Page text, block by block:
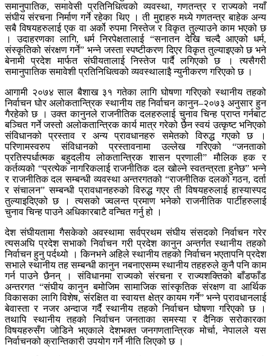
समानुपातिक, समावेसी प्रतिनिधित्वको व्यवस्था, गणतन्त्र र राज्यको नयाँ
संघीय संरचना निर्माण गर्ने रहेका थिए । ती मुद्दाहरु मध्ये गणतन्त्र बाहेक अन्य
सबै विषयहरुलाई एक वा अर्को रुपमा निस्तेज र विकृत तुल्याउने काम भएको छ
। उदाहरणका लागि, धर्म निरपेक्षतालाई “सनातन देखि चल्दै आएको धर्म,
संस्कृतिको संरक्षण गर्ने” भन्ने जस्ता स्पष्टीकरण दिएर विकृत तुल्याइएको छ भने
बेनामी प्रदेश मार्फत संघीयतालाई निस्तेज पार्दै लगिएको छ । त्यसैगरी
समानुपातिक समावेशी प्रतिनिधित्वको व्यवस्थालाइै न्युनीकरण गरिएको छ ।
आगामी २०७४ साल बैशाख ३१ गतेका लागि घोषणा गरिएको स्थानीय तहको
निर्वाचन घोर अलोकतान्त्रिक स्थानीय तह निर्वाचन कानुन–२०७३ अनुसार हुन
गैरहेको छ । उक्त कानुनले राजनीतिक दलहरुलाई चुनाव चिन्ह प्राप्त गर्नबाट
बञ्चित गर्ने जस्तो अलोकतान्त्रिक कार्य मात्र गरेको छैन स्वयं उत्कृष्ट भनिएको
संविधानको प्रस्ताव र अन्य प्रावधानहरु समेतको विरुद्ध गएको छ ।
परिणामस्वरुप संविधानको प्रस्तावनामा उल्लेख गरिएको “जनताको
प्रतिस्पर्धात्मक बहुदलीय लोकतान्त्रिक शासन प्रणाली” मौलिक हक र
कर्तव्यको “प्रत्येक नागरिकलाई राजनीतिक दल खोल्ने स्वतन्त्रता हुनेछ” भन्ने
र राजनीतिक दल सम्बन्धी व्यवस्था अन्तरगतको “राजनीतिक दलको गठन, दर्ता
र संचालन” सम्बन्धी प्रावधानहरुको विरुद्ध गएर ती विषयहरुलाई हास्यास्पद
तुल्याइदिएको छ । त्यसको ज्वलन्त प्रमाण भनेको राजनीतिक पार्टीहरुलाई
चुनाव चिन्ह पाउने अधिकारबाटै वन्चित गर्नु हो ।
देश संघीयतामा गैसकेको अवस्थामा सर्वप्रथम संघीय संसदको निर्वाचन गरेर
त्यसअघि प्रदेश सभाको निर्वाचन गरी प्रदेश कानुन अन्तर्गत स्थानीय तहको
निर्वाचन हुनु पर्दथ्यो । किनभने अहिले स्थानीय तहको निर्वाचन भएतापनि प्रदेश
सभाले स्थानीय तह सम्बन्धी कानुन नबनाएसम्म स्थानीय तहहरुले कुनै पनि काम
गर्न पाउने छैनन् । संविधानमा राज्यको संरचना र राज्यशक्तिको बाँडफाँड
अन्तरगत “संघीय कानुन बमोजिम सामाजिक सांस्कृतिक संरक्षण वा आर्थिक
विकासका लागि विशेष, संरक्षित वा स्वायत्त क्षेत्र कायम गर्ने” भन्ने प्रावधानलाई
बेवास्ता र नजर अन्दाज गर्दै स्थानीय तहको निर्वाचन घोषणा गरिएको छ ।
तथापि स्थानीय तहको निर्वाचन जनताका समस्या र दैनिक सरोकारका
विषयहरुसँग जोडिने भएकाले देशभक्त जनगणतान्त्रिक मोर्चा, नेपालले यस
निर्वाचनको क्रान्तिकारी उपयोग गर्ने नीति लिएको छ ।